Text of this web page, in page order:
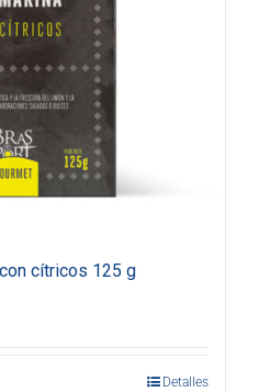
cítricos 125 g
Detalles